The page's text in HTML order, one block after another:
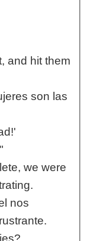
and hit them
son las
we were
nos